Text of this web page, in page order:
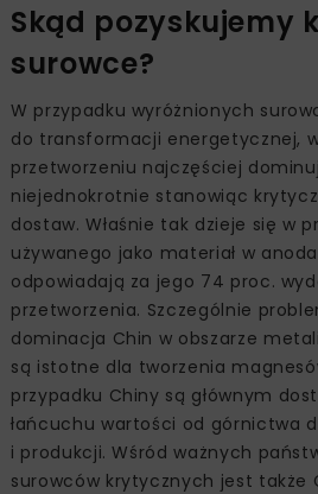
Skąd pozyskujemy
surowce?
W przypadku wyróżnionych
do transformacji energetycznej,
przetworzeniu najczęściej
niejednokrotnie stanowiąc
dostaw. Właśnie tak dzieje się w
używanego jako materiał w
odpowiadają za jego 74 proc.
przetworzenia. Szczególnie
dominacja Chin w obszarze
są istotne dla tworzenia
przypadku Chiny są głównym
łańcuchu wartości od górnictwa
i produkcji. Wśród ważnych
surowców krytycznych jest także